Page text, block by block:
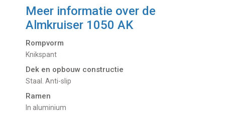
Meer informatie over de
Almkruiser 1050 AK
Rompvorm
Knikspant
Dek en opbouw constructie
Staal. Anti-slip
Ramen
In aluminium